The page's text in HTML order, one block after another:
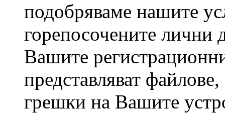
подобряваме нашите
горепосочените
Вашите
представляват
грешки на Вашите